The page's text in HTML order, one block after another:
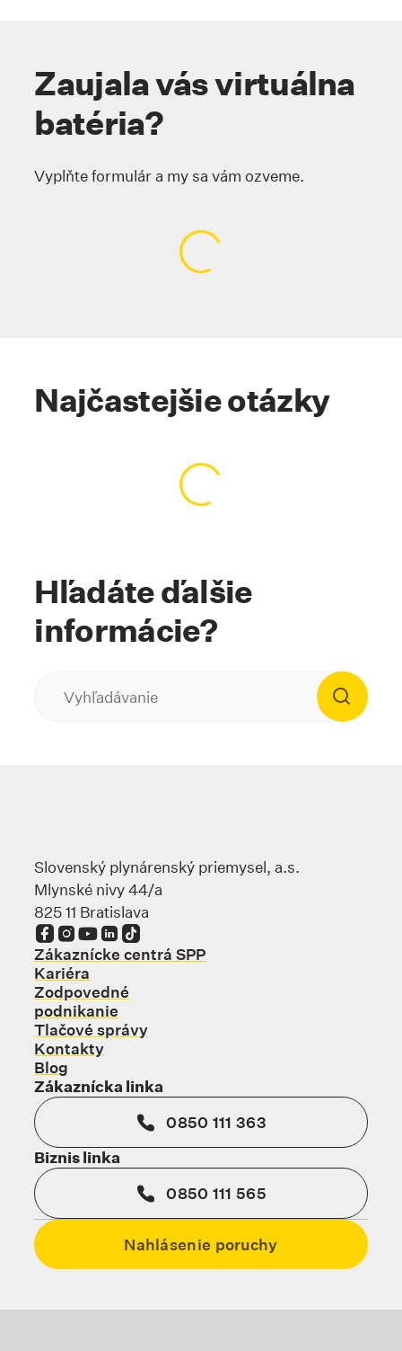
Kotva #zaujalavas
Zaujala vás virtuálna
batéria?
Vyplňte formulár a my sa vám ozveme.
Načítavanie obsahu…
Najčastejšie otázky
Načítavanie obsahu…
Hľadáte ďalšie
informácie?
Slovenský plynárenský priemysel, a.s.
Mlynské nivy 44/a
825 11 Bratislava
Odkaz sa otvorí na novej karte
Odkaz sa otvorí na novej karte
Odkaz sa otvorí na novej karte
Odkaz sa otvorí na novej karte
Odkaz sa otvorí na novej karte
Zákaznícke centrá SPP
Kariéra
Zodpovedné
podnikanie
Tlačové správy
Kontakty
Blog
Zákaznícka linka
0850 111 363
Biznis linka
0850 111 565
Nahlásenie poruchy